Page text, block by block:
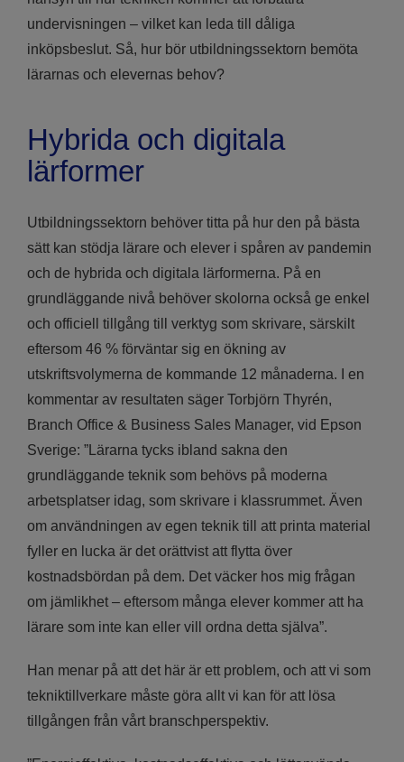
undervisningen – vilket kan leda till dåliga
inköpsbeslut. Så, hur bör utbildningssektorn bemöta
lärarnas och elevernas behov?
Hybrida och digitala
lärformer
Utbildningssektorn behöver titta på hur den på bästa
sätt kan stödja lärare och elever i spåren av pandemin
och de hybrida och digitala lärformerna. På en
grundläggande nivå behöver skolorna också ge enkel
och officiell tillgång till verktyg som skrivare, särskilt
eftersom 46 % förväntar sig en ökning av
utskriftsvolymerna de kommande 12 månaderna. I en
kommentar av resultaten säger Torbjörn Thyrén,
Branch Office & Business Sales Manager, vid Epson
Sverige: ”Lärarna tycks ibland sakna den
grundläggande teknik som behövs på moderna
arbetsplatser idag, som skrivare i klassrummet. Även
om användningen av egen teknik till att printa material
fyller en lucka är det orättvist att flytta över
kostnadsbördan på dem. Det väcker hos mig frågan
om jämlikhet – eftersom många elever kommer att ha
lärare som inte kan eller vill ordna detta själva”.
Han menar på att det här är ett problem, och att vi som
tekniktillverkare måste göra allt vi kan för att lösa
tillgången från vårt branschperspektiv.